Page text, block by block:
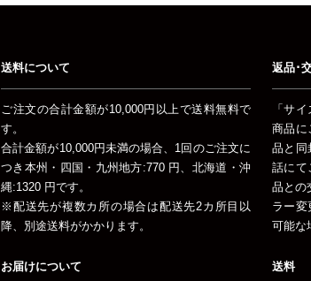
送料について
ご注文の合計金額が10,000円以上で送料無料で
す。
合計金額が10,000円未満の場合、1回のご注文に
つき本州・四国・九州地方:770 円、北海道・沖
縄:1320 円です。
※配送先が複数カ所の場合は配送先2カ所目以
降、別途送料がかかります。
お届けについて
返品･
「サ
商品に
品と同
話にて
品との
ラー変
可能な
送料